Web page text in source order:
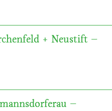
+ Neustift –
–